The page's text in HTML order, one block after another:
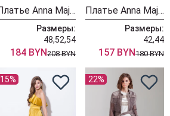
Платье Anna Majewska А038W
Размеры:
48,52,54
184 BYN208 BYN
Платье Anna Majewska 1332 Rio
Размеры:
42,44
157 BYN180 BYN
15% 22%